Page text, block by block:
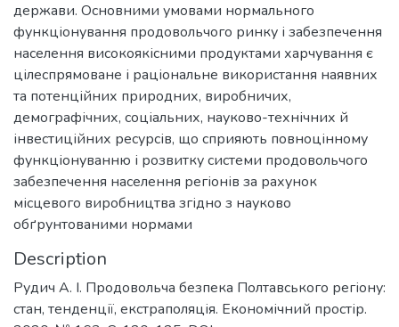
держави. Основними умовами нормального
функціонування продовольчого ринку і забезпечення
населення високоякісними продуктами харчування є
цілеспрямоване і раціональне використання наявних
та потенційних природних, виробничих,
демографічних, соціальних, науково-технічних й
інвестиційних ресурсів, що сприяють повноцінному
функціонуванню і розвитку системи продовольчого
забезпечення населення регіонів за рахунок
місцевого виробництва згідно з науково
обґрунтованими нормами
Description
Рудич А. І. Продовольча безпека Полтавського регіону:
стан, тенденції, екстраполяція. Економічний простір.